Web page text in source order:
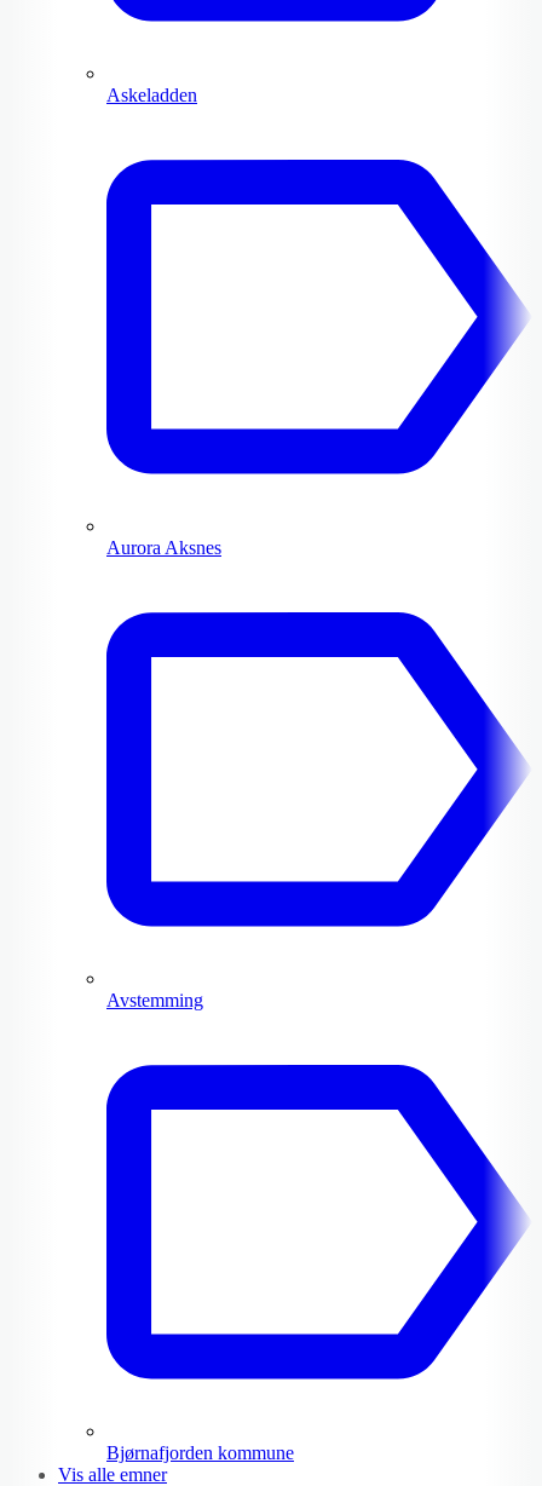
Askeladden
Aurora Aksnes
Avstemming
Bjørnafjorden kommune
Vis alle emner